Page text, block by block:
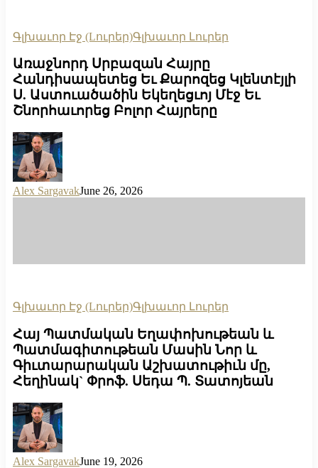
Գլխաւոր Էջ (Lուրեր)Գլխաւոր Լուրեր
Առաջնորդ Սրբազան Հայրը
Հանդիսապետեց Եւ Քարոզեց Կլենտէյլի
Ս. Աստուածածին Եկեղեցւոյ Մէջ Եւ
Շնորհաւորեց Բոլոր Հայրերը
Alex SargavakJune 26, 2026
Գլխաւոր Էջ (Lուրեր)Գլխաւոր Լուրեր
Հայ Պատմական Եղափոխութեան և
Պատմագիտութեան Մասին Նոր և
Գիւտարարական Աշխատութիւն մը,
Հեղինակ` Փրոֆ. Սեդա Պ. Տատոյեան
Alex SargavakJune 19, 2026